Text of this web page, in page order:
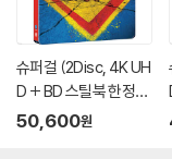
슈퍼걸 (2Disc, 4K UH
D + BD 스틸북 한정
판) (펀치) : 블루레이
50,600원